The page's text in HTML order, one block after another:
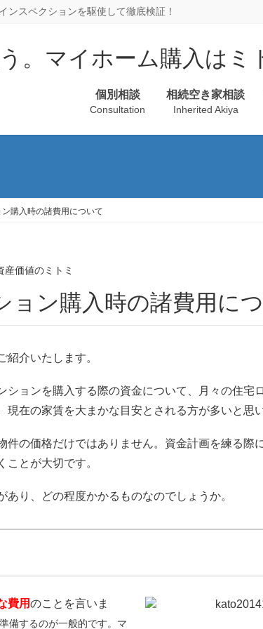
ンスペクションを駆使して徹底検証！
個別相談
Consultation
相続空き家相談
Inherited Akiya
購入時の諸費用について
産価値のミトミ
ョン購入時の諸費用に
介いたします。
ションを購入する際の資金について、月々の住宅
現在の家賃を大まかな目安とされる方が多いと思
の価格だけではありません。資金計画を練る際
ことが大切です。
り、どの程度かかるものなのでしょうか。
費用のことを言いま
備するのが一般的です。 マ